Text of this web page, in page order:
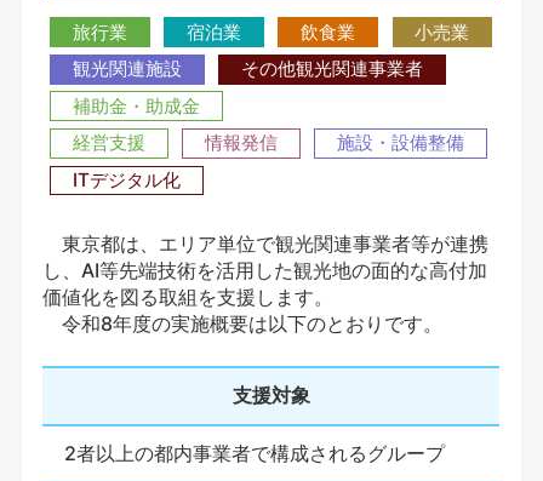
旅行業 宿泊業 飲食業
小売業
観光関連施設
その他観光関連事業者
補助金・助成金
経営支援
情報発信
施設・設備整備
ITデジタル化
東京都は、エリア単位で観光関連事業者等が連携
し、AI等先端技術を活用した観光地の面的な高付加
価値化を図る取組を支援します。
令和8年度の実施概要は以下のとおりです。
支援対象
2者以上の都内事業者で構成されるグループ